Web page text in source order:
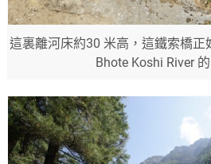
這裏離河床約30 米高，這鐵索橋正
Bhote Koshi River